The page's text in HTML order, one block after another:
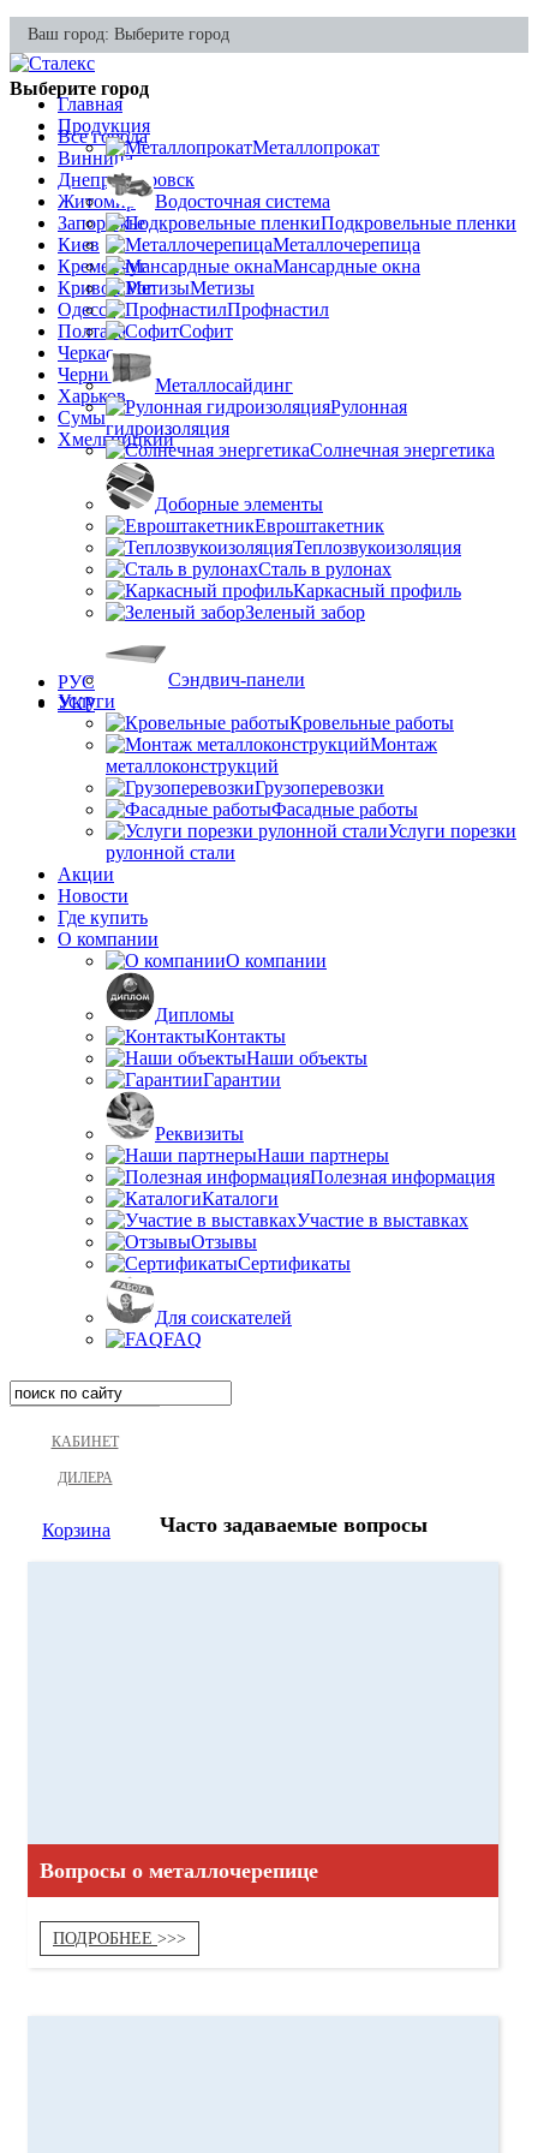
Ваш город: Выберите город
Выберите город
Все города
Винница
Днепропетровск
Житомир
Запорожье
Киев
Кременчуг
Кривой Рог
Одесса
Полтава
Черкассы
Чернигов
Харьков
Сумы
Хмельницкий
РУС
УКР
Главная
Продукция
Металлопрокат
Водосточная система
Подкровельные пленки
Металлочерепица
Мансардные окна
Метизы
Профнастил
Софит
Металлосайдинг
Рулонная
гидроизоляция
Солнечная энергетика
Доборные элементы
Евроштакетник
Теплозвукоизоляция
Сталь в рулонах
Каркасный профиль
Зеленый забор
Сэндвич-панели
Услуги
Кровельные работы
Монтаж
металлоконструкций
Грузоперевозки
Фасадные работы
Услуги порезки
рулонной стали
Акции
Новости
Где купить
О компании
О компании
Дипломы
Контакты
Наши объекты
Гарантии
Реквизиты
Наши партнеры
Полезная информация
Каталоги
Участие в выставках
Отзывы
Сертификаты
Для соискателей
FAQ
КАБИНЕТ
ДИЛЕРА
Корзина Часто задаваемые вопросы
Вопросы о металлочерепице
ПОДРОБНЕЕ